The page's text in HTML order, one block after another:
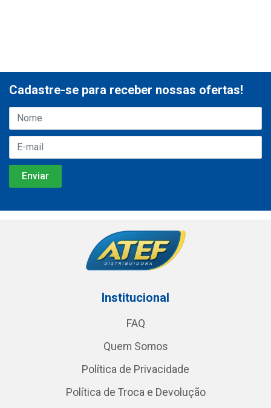
Cadastre-se para receber nossas ofertas!
Institucional
FAQ
Quem Somos
Política de Privacidade
Política de Troca e Devolução